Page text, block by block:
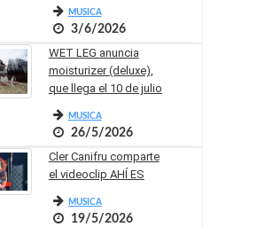
MUSICA
3/6/2026
WET LEG anuncia
moisturizer (deluxe),
que llega el 10 de julio
MUSICA
26/5/2026
Cler Canifru comparte
el videoclip AHÍ ES
MUSICA
19/5/2026